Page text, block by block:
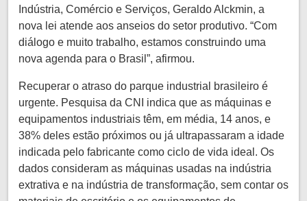
Indústria, Comércio e Serviços, Geraldo Alckmin, a
nova lei atende aos anseios do setor produtivo. “Com
diálogo e muito trabalho, estamos construindo uma
nova agenda para o Brasil”, afirmou.
Recuperar o atraso do parque industrial brasileiro é
urgente. Pesquisa da CNI indica que as máquinas e
equipamentos industriais têm, em média, 14 anos, e
38% deles estão próximos ou já ultrapassaram a idade
indicada pelo fabricante como ciclo de vida ideal. Os
dados consideram as máquinas usadas na indústria
extrativa e na indústria de transformação, sem contar os